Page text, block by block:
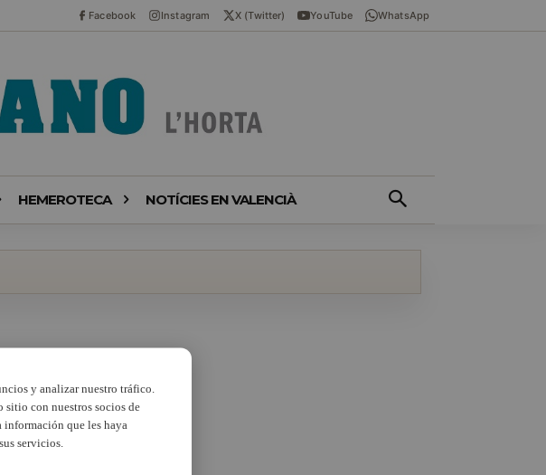
Facebook Instagram X (Twitter) YouTube WhatsApp
HEMEROTECA NOTÍCIES EN VALENCIÀ
y analizar nuestro tráfico.
sitio con nuestros socios de
que les haya
servicios.